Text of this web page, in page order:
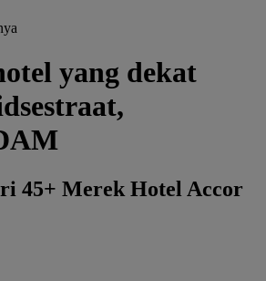
yang dekat
45+ Merek Hotel Accor